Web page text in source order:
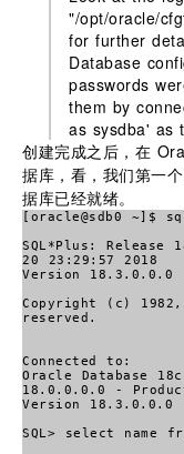
"/opt/oracle/
for further
Database
passwords
them by
as sysdba' as
创建完成之后，在
据库，看，我们第一
据库已经就绪。
[oracle@sdb0 ~]$
SQL*Plus:
20 23:29:57 2018
Version 18.3.0.0.0
Copyright (c)
reserved.
Connected to:
Oracle Database
18.0.0.0.0 -
Version 18.3.0.0.0
SQL> select name